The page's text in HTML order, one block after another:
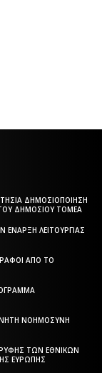
ΔΗΜΟΣΙΟΠΟΊΗΣΗ
ΔΗΜΟΣΊΟΥ ΤΟΜΈΑ
ΛΕΙΤΟΥΡΓΊΑΣ
ΑΠΌ ΤΟ
ΝΟΗΜΟΣΎΝΗ
ΤΩΝ ΕΘΝΙΚΏΝ
ΕΥΡΏΠΗΣ